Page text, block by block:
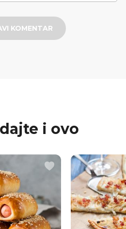
KOMENTAR
i ovo